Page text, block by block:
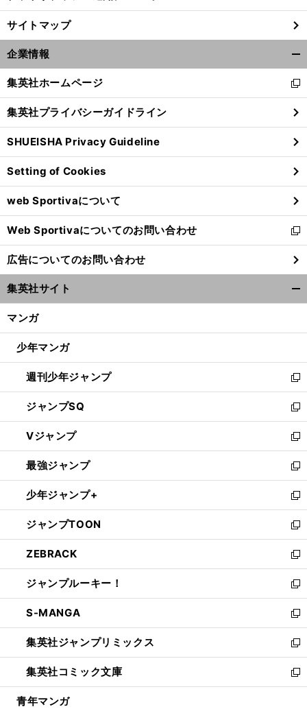
サイトマップ
企業情報
閉
る
集英社ホームページ
新
し
い
ウ
ィ
ン
ド
ウ
で
開
く
集英社プライバシーガイドライン
SHUEISHA Privacy Guideline
Setting of Cookies
web Sportivaについて
Web Sportivaについてのお問い合わせ
新
し
い
ウ
ィ
ン
ウ
開
く
広告についてのお問い合わせ
集英社サイト
マンガ
少年マンガ
週刊少年ジャンプ
新
し
い
ウ
ィ
ン
ド
ウ
で
開
く
ジャンプSQ
新
し
い
ウ
ィ
ン
ド
ウ
で
開
く
Vジャンプ
新
し
い
ウ
ィ
ン
ド
ウ
で
開
く
最強ジャンプ
新
し
い
ウ
ィ
ン
ド
ウ
で
開
く
少年ジャンプ+
新
し
い
ウ
ィ
ン
ド
ウ
で
開
く
ジャンプTOON
新
し
い
ウ
ィ
ン
ド
ウ
で
開
く
ZEBRACK
新
し
い
ウ
ィ
ン
ド
ウ
で
開
ジャンプルーキー！
新
し
い
ウ
ィ
ン
ド
ウ
S-MANGA
新
し
い
ウ
ィ
ン
集英社ジャンプリミックス
新
し
い
ウ
集英社コミック文庫
新
し
青年マンガ